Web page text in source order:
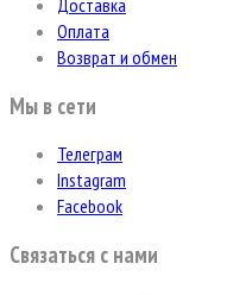
Доставка
Оплата
Возврат и обмен
Мы в сети
Телеграм
Instagram
Facebook
Связаться с нами